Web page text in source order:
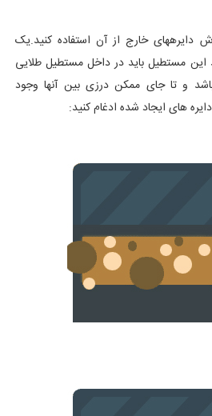
دایرههای خارج از آن استفاده کنید.یک
این مستطیل باید در داخل مستطیل طلایی
و تا جای ممکن درزی بین آنها وجود
های ایجاد شده ادغام کنید: